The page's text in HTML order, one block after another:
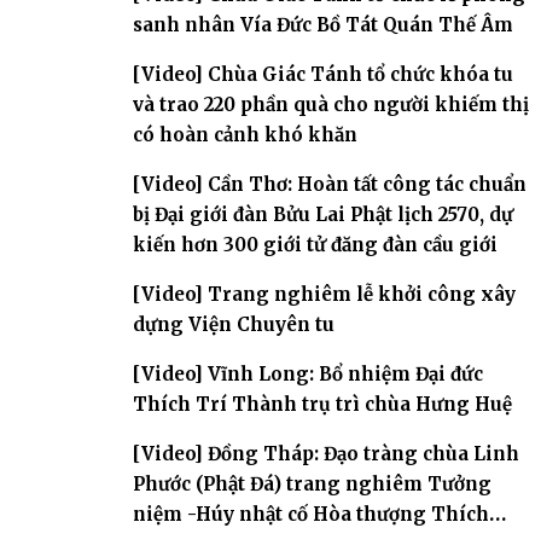
sanh nhân Vía Đức Bồ Tát Quán Thế Âm
[Video] Chùa Giác Tánh tổ chức khóa tu
và trao 220 phần quà cho người khiếm thị
có hoàn cảnh khó khăn
[Video] Cần Thơ: Hoàn tất công tác chuẩn
bị Đại giới đàn Bửu Lai Phật lịch 2570, dự
kiến hơn 300 giới tử đăng đàn cầu giới
[Video] Trang nghiêm lễ khởi công xây
dựng Viện Chuyên tu
[Video] Vĩnh Long: Bổ nhiệm Đại đức
Thích Trí Thành trụ trì chùa Hưng Huệ
[Video] Đồng Tháp: Đạo tràng chùa Linh
Phước (Phật Đá) trang nghiêm Tưởng
niệm -Húy nhật cố Hòa thượng Thích